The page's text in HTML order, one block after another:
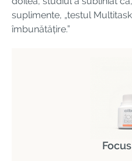
suplimente, „testul
îmbunătățire.”